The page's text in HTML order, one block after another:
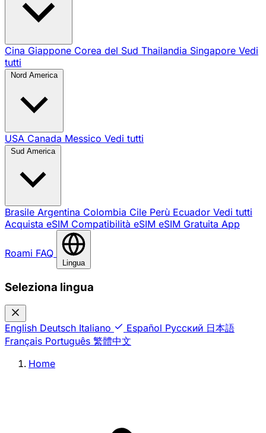
Cina Giappone Corea del Sud Thailandia Singapore Vedi
tutti
Nord America
USA Canada Messico Vedi tutti
Sud America
Brasile Argentina Colombia Cile Perù Ecuador Vedi tutti
Acquista eSIM Compatibilità eSIM eSIM Gratuita App
Roami FAQ
Lingua
Seleziona lingua
English Deutsch Italiano Español Русский 日本語
Français Português 繁體中文
Home